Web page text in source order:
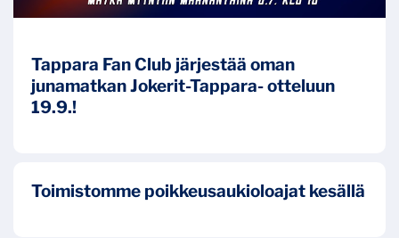
Tappara Fan Club järjestää oman
junamatkan Jokerit-Tappara- otteluun
19.9.!
Toimistomme poikkeusaukioloajat kesällä